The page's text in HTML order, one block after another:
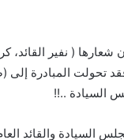
تحولت المبادرة إلى
السيادة ..!!
السيادة والقائد